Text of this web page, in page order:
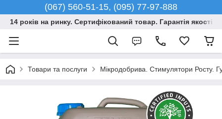
(067) 560-51-15, (095) 77-97-888
14 років на ринку. Сертифікований товар. Гарантія якості
Товари та послуги Мікродобрива. Стимулятори Росту.